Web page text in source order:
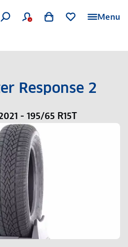
Menu
Response 2
- 195/65 R15T